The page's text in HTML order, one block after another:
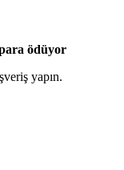
ödüyor
yapın.